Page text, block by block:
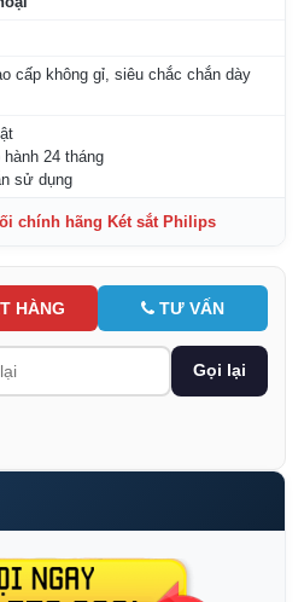
cấp không gỉ, siêu chắc chắn dày
24 tháng
sử dụng
chính hãng Két sắt Philips
HÀNG TƯ VẤN
Gọi lại